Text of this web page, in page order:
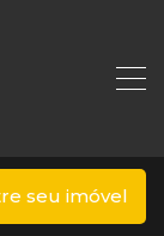
seu imóvel